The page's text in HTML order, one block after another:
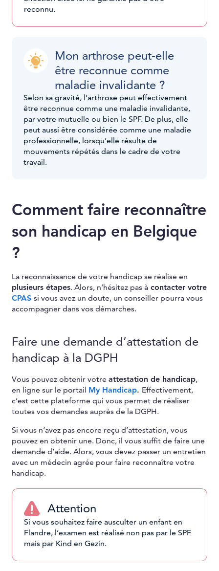
reconnu.
Mon arthrose peut-elle
être reconnue comme
maladie invalidante ?
Selon sa gravité, l’arthrose peut effectivement
être reconnue comme une maladie invalidante,
par votre mutuelle ou bien le SPF. De plus, elle
peut aussi être considérée comme une maladie
professionnelle, lorsqu’elle résulte de
mouvements répétés dans le cadre de votre
travail.
Comment faire reconnaître
son handicap en Belgique
?
La reconnaissance de votre handicap se réalise en
plusieurs étapes. Alors, n’hésitez pas à contacter votre
CPAS si vous avez un doute, un conseiller pourra vous
accompagner dans vos démarches.
Faire une demande d’attestation de
handicap à la DGPH
Vous pouvez obtenir votre attestation de handicap,
en ligne sur le portail My Handicap. Effectivement,
c’est cette plateforme qui vous permet de réaliser
toutes vos demandes auprès de la DGPH.
Si vous n’avez pas encore reçu d’attestation, vous
pouvez en obtenir une. Donc, il vous suffit de faire une
demande d’aide. Alors, vous devez passer un entretien
avec un médecin agrée pour faire reconnaître votre
handicap.
Attention
Si vous souhaitez faire ausculter un enfant en
Flandre, l’examen est réalisé non pas par le SPF
mais par Kind en Gezin.